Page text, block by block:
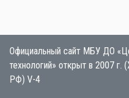
Официальный сайт МБУ ДО
технологий» открыт в 2007 г.
РФ) V-4